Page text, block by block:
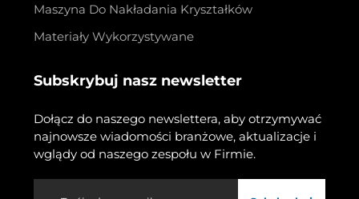
Maszyna Do Nakładania Kryształków
Materiały Wykorzystywane
Subskrybuj nasz newsletter
Dołącz do naszego newslettera, aby otrzymywać
najnowsze wiadomości branżowe, aktualizacje i
wglądy od naszego zespołu w Firmie.